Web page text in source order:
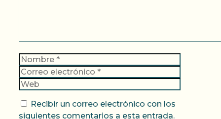
Nombre
Recibir un correo electrónico con los
siguientes comentarios a esta entrada.